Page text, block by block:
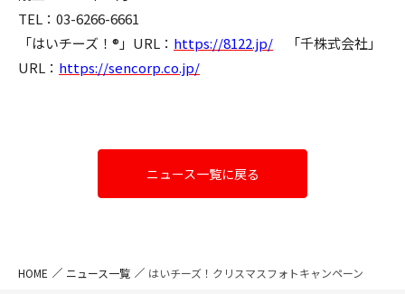
TEL：03-6266-6661
「はいチーズ！®」URL： https://8122.jp/ 「千株式会社」
URL： https://sencorp.co.jp/
ニュース一覧に戻る
HOME ニュース一覧 はいチーズ！クリスマスフォトキャンペーン